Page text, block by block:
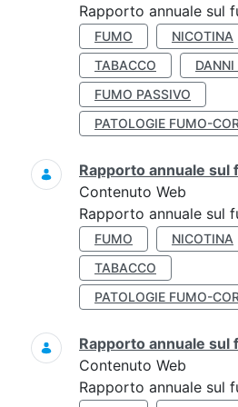
Rapporto annuale sul
FUMO NICOTINA
TABACCO
FUMO PASSIVO
PATOLOGIE FUMO-
Rapporto annuale sul
Contenuto Web
Rapporto annuale sul
FUMO NICOTINA
TABACCO
PATOLOGIE FUMO-
Rapporto annuale sul
Contenuto Web
Rapporto annuale sul